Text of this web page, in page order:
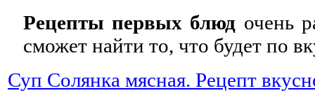
Рецепты первых блюд очень
сможет найти то, что будет по
Суп Солянка мясная. Рецепт